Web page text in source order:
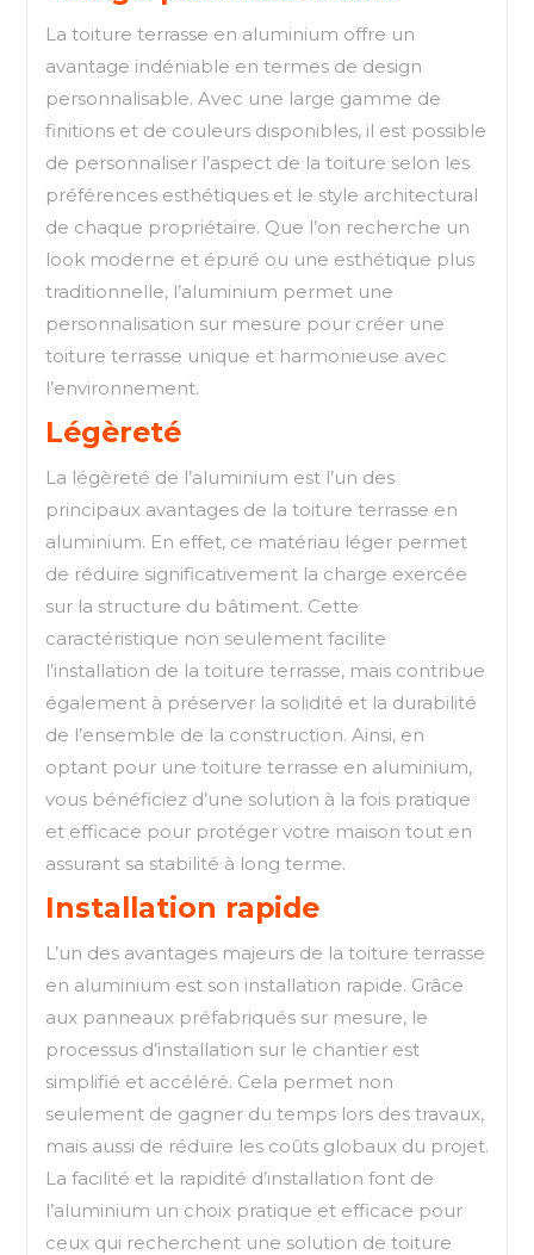
La toiture terrasse en aluminium offre un
avantage indéniable en termes de design
personnalisable. Avec une large gamme de
finitions et de couleurs disponibles, il est possible
de personnaliser l’aspect de la toiture selon les
préférences esthétiques et le style architectural
de chaque propriétaire. Que l’on recherche un
look moderne et épuré ou une esthétique plus
traditionnelle, l’aluminium permet une
personnalisation sur mesure pour créer une
toiture terrasse unique et harmonieuse avec
l’environnement.
Légèreté
La légèreté de l’aluminium est l’un des
principaux avantages de la toiture terrasse en
aluminium. En effet, ce matériau léger permet
de réduire significativement la charge exercée
sur la structure du bâtiment. Cette
caractéristique non seulement facilite
l’installation de la toiture terrasse, mais contribue
également à préserver la solidité et la durabilité
de l’ensemble de la construction. Ainsi, en
optant pour une toiture terrasse en aluminium,
vous bénéficiez d’une solution à la fois pratique
et efficace pour protéger votre maison tout en
assurant sa stabilité à long terme.
Installation rapide
L’un des avantages majeurs de la toiture terrasse
en aluminium est son installation rapide. Grâce
aux panneaux préfabriqués sur mesure, le
processus d’installation sur le chantier est
simplifié et accéléré. Cela permet non
seulement de gagner du temps lors des travaux,
mais aussi de réduire les coûts globaux du projet.
La facilité et la rapidité d’installation font de
l’aluminium un choix pratique et efficace pour
ceux qui recherchent une solution de toiture